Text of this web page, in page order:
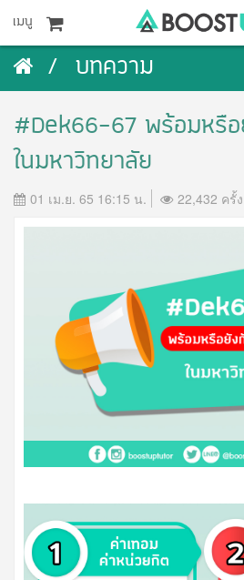
เมนู
บทความ
#Dek66-67 พร้อมหรือ
ในมหาวิทยาลัย
01 เม.ย. 65 16:15 น. 22,432 ครั้ง